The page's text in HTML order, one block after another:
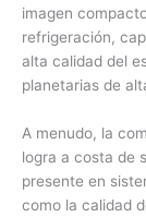
imagen
refrigeración,
alta calidad del
planetarias de
A menudo, la
logra a costa de
presente en
como la calidad